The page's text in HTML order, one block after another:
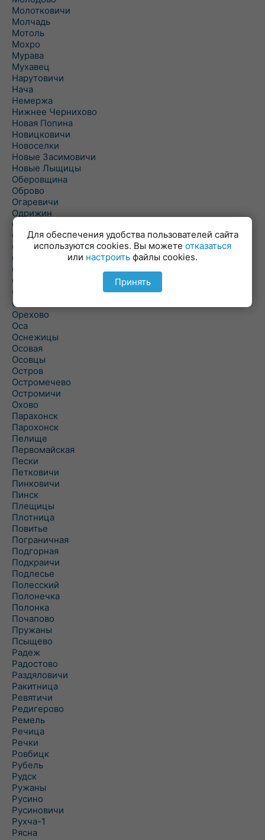
Молотковичи
Молчадь
Мотоль
Мохро
Мурава
Мухавец
Нарутовичи
Нача
Немержа
Нижнее Чернихово
Новая Попина
Новицковичи
Новоселки
Новые Засимовичи
Новые Лыщицы
Оберовщина
Оброво
Огаревичи
Одрижин
Оздамичи
Озяты
Олтуш
Ольманы
Ольпень
Ольшаны
Омельная
Ополь
Орехово
Оса
Оснежицы
Осовая
Осовцы
Остров
Остромечево
Остромичи
Охово
Парахонск
Парохонск
Пелище
Первомайская
Пески
Петковичи
Пинковичи
Пинск
Плещицы
Плотница
Повитье
Пограничная
Подгорная
Подкраичи
Подлесье
Полесский
Полонечка
Полонка
Почапово
Пружаны
Псыщево
Радеж
Радостово
Раздяловичи
Ракитница
Ревятичи
Редигерово
Ремель
Речица
Речки
Ровбицк
Рубель
Рудск
Ружаны
Русино
Русиновичи
Рухча-1
Рясна
Для обеспечения удобства пользователей сайта
используются cookies. Вы можете отказаться
или настроить файлы cookies.
Принять